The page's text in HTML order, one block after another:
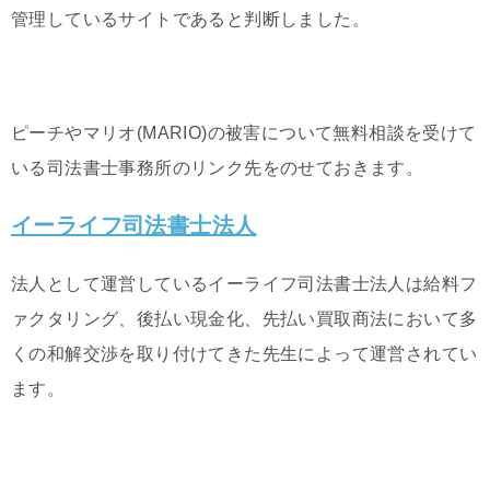
管理しているサイトであると判断しました。
ピーチやマリオ(MARIO)の被害について無料相談を受けて
いる司法書士事務所のリンク先をのせておきます。
イーライフ司法書士法人
法人として運営しているイーライフ司法書士法人は給料フ
ァクタリング、後払い現金化、先払い買取商法において多
くの和解交渉を取り付けてきた先生によって運営されてい
ます。